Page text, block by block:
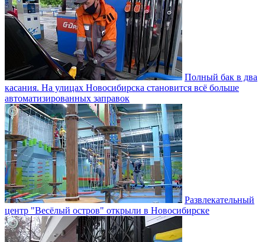
Полный бак в два
касания. На улицах Новосибирска становится всё больше
автоматизированных заправок
Развлекательный
центр "Весёлый остров" открыли в Новосибирске